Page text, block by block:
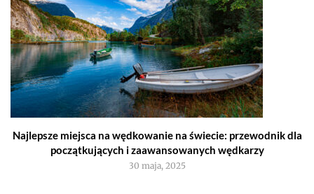
Najlepsze miejsca na wędkowanie na świecie: przewodnik dla
początkujących i zaawansowanych wędkarzy
30 maja, 2025